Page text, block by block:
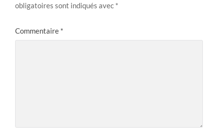
obligatoires sont indiqués avec *
Commentaire *